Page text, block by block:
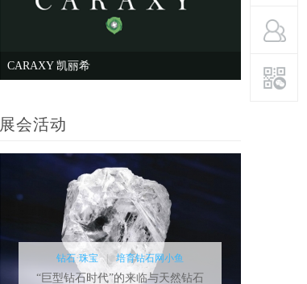
LIGHT MARK 小白光 ASTEE爱
展会活动
钻石·珠宝 培育钻石网小鱼
“巨型钻石时代”的来临与天然钻石